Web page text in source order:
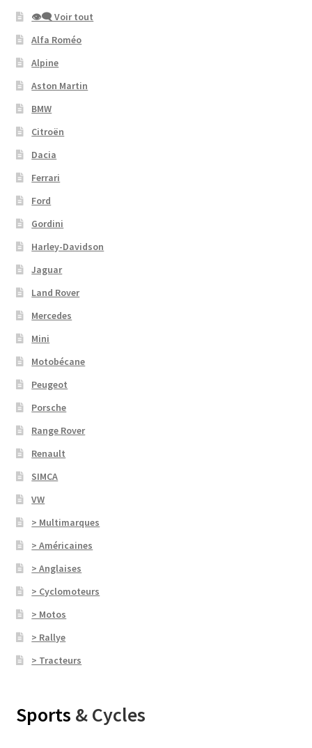
👁‍🗨 Voir tout
Alfa Roméo
Alpine
Aston Martin
BMW
Citroën
Dacia
Ferrari
Ford
Gordini
Harley-Davidson
Jaguar
Land Rover
Mercedes
Mini
Motobécane
Peugeot
Porsche
Range Rover
Renault
SIMCA
VW
> Multimarques
> Américaines
> Anglaises
> Cyclomoteurs
> Motos
> Rallye
> Tracteurs
Sports & Cycles